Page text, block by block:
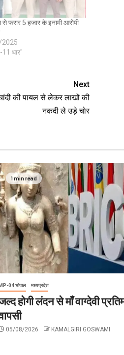
से फरार 5 हजार के इनामी आरोपी
11 धार"
Next
की पायल से लेकर लाखों की
नकदी ले उड़े चोर
1 min read
MP-04 भोपाल मध्यप्रदेश
होगी लंदन से माँ वाग्देवी
05/08/2026 KAMALGIRI GOSWAMI